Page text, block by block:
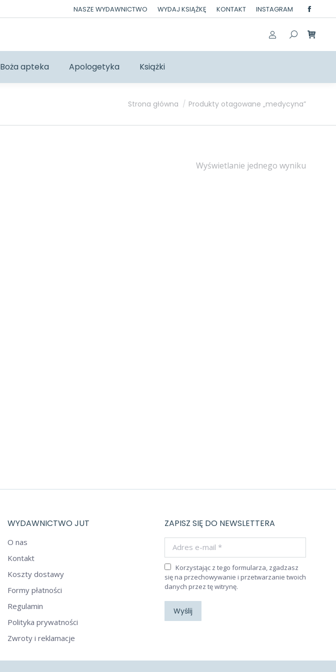
NASZE WYDAWNICTWO WYDAJ KSIĄŻKĘ KONTAKT INSTAGRAM
page
opens
in
Boża apteka Apologetyka Książki
Jesteś tutaj:
Strona główna Produkty otagowane „medycyna”
Wyświetlanie jednego wyniku
WYDAWNICTWO JUT
O nas
Kontakt
Koszty dostawy
Formy płatności
Regulamin
Polityka prywatności
Zwroty i reklamacje
ZAPISZ SIĘ DO NEWSLETTERA
Korzystając z tego formularza, zgadzasz
się na przechowywanie i przetwarzanie twoich
danych przez tę witrynę.
Wyślij